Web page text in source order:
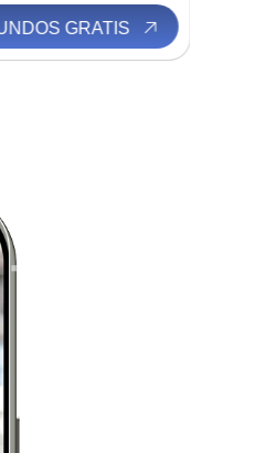
ESCUCHA 30